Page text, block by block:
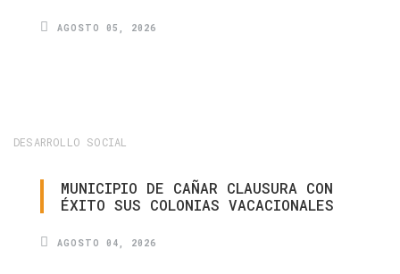
AGOSTO 05, 2026
DESARROLLO SOCIAL
MUNICIPIO DE CAÑAR CLAUSURA CON
ÉXITO SUS COLONIAS VACACIONALES
AGOSTO 04, 2026